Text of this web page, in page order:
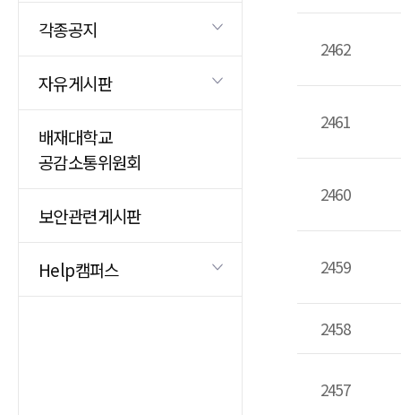
각종공지
자유게시판
배재대학교
공감소통위원회
보안관련게시판
Help캠퍼스
2462
2461
2460
2459
2458
2457